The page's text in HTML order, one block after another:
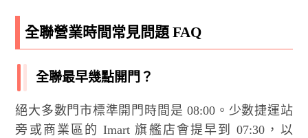
全聯營業時間常見問題 FAQ
全聯最早幾點開門？
絕大多數門市標準開門時間是 08:00。少數捷運站
旁或商業區的 Imart 旗艦店會提早到 07:30，以